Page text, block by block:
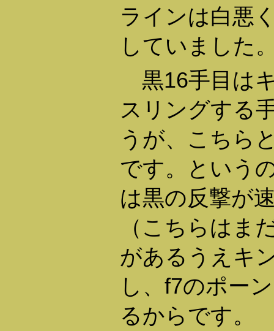
ラインは白悪
していました
黒16手目は
スリングする
うが、こちら
です。という
は黒の反撃が
（こちらはま
があるうえキ
し、f7のポー
るからです。